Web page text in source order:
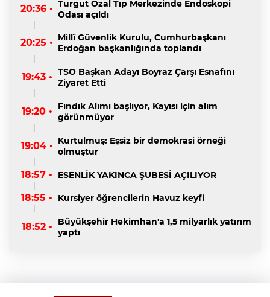
20:36 • Turgut Özal Tıp Merkezinde Endoskopi
Odası açıldı
20:25 • Millî Güvenlik Kurulu, Cumhurbaşkanı
Erdoğan başkanlığında toplandı
19:43 • TSO Başkan Adayı Boyraz Çarşı Esnafını
Ziyaret Etti
19:20 •
Fındık Alımı başlıyor, Kayısı için alım
görünmüyor
19:04 • Kurtulmuş: Eşsiz bir demokrasi örneği
olmuştur
18:57 • ESENLİK YAKINCA ŞUBESİ AÇILIYOR
18:55 • Kursiyer öğrencilerin Havuz keyfi
18:52 •
Büyükşehir Hekimhan'a 1,5 milyarlık yatırım
yaptı